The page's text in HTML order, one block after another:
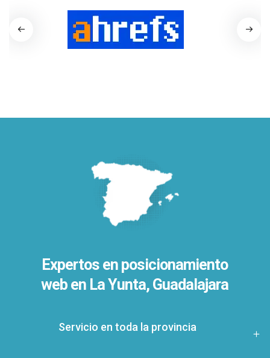
Expertos en posicionamiento
web en La Yunta, Guadalajara
Servicio en toda la provincia